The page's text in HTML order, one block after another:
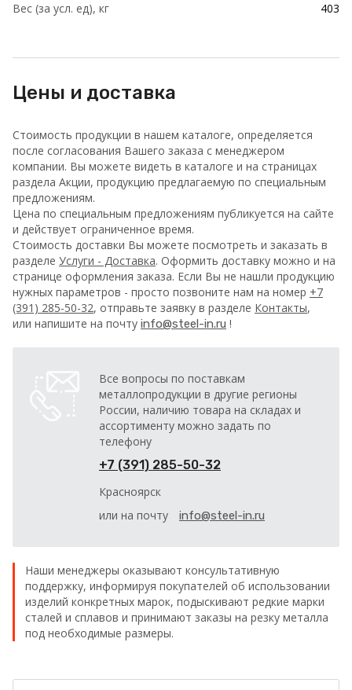
Вес (за усл. ед), кг
403
Цены и доставка
Стоимость продукции в нашем каталоге, определяется
после согласования Вашего заказа с менеджером
компании. Вы можете видеть в каталоге и на страницах
раздела Акции, продукцию предлагаемую по специальным
предложениям.
Цена по специальным предложениям публикуется на сайте
и действует ограниченное время.
Стоимость доставки Вы можете посмотреть и заказать в
разделе Услуги - Доставка. Оформить доставку можно и на
странице оформления заказа. Если Вы не нашли продукцию
нужных параметров - просто позвоните нам на номер +7
(391) 285-50-32, отправьте заявку в разделе Контакты,
или напишите на почту info@steel-in.ru !
Все вопросы по поставкам
металлопродукции в другие регионы
России, наличию товара на складах и
ассортименту можно задать по
телефону
+7 (391) 285-50-32
Красноярск
или на почту
info@steel-in.ru
Наши менеджеры оказывают консультативную
поддержку, информируя покупателей об использовании
изделий конкретных марок, подыскивают редкие марки
сталей и сплавов и принимают заказы на резку металла
под необходимые размеры.